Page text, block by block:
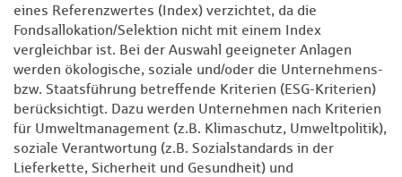
eines Referenzwertes (Index) verzichtet, da die
Fondsallokation/Selektion nicht mit einem Index
vergleichbar ist. Bei der Auswahl geeigneter Anlagen
werden ökologische, soziale und/oder die Unternehmens-
bzw. Staatsführung betreffende Kriterien (ESG-Kriterien)
berücksichtigt. Dazu werden Unternehmen nach Kriterien
für Umweltmanagement (z.B. Klimaschutz, Umweltpolitik),
soziale Verantwortung (z.B. Sozialstandards in der
Lieferkette, Sicherheit und Gesundheit) und